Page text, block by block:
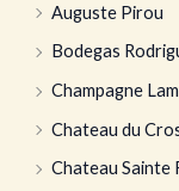
Auguste Pirou
Bodegas
Champagne
Chateau du
Chateau Sainte